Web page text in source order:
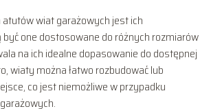
atutów wiat garażowych jest ich
być one dostosowane do różnych rozmiarów
na ich idealne dopasowanie do dostępnej
wiaty można łatwo rozbudować lub
co jest niemożliwe w przypadku